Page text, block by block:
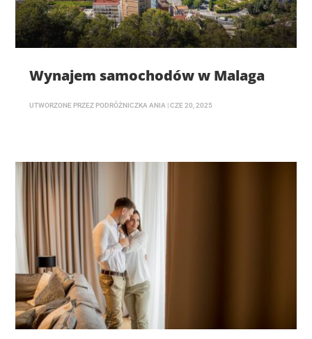
Wynajem samochodów w Malaga
UTWORZONE PRZEZ PODRÓŻNICZKA ANIA |CZE 20, 2025